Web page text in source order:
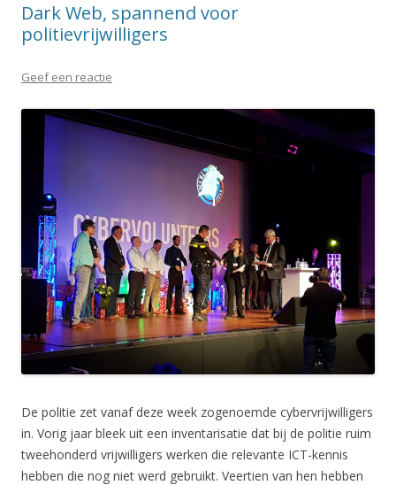
Dark Web, spannend voor
politievrijwilligers
Geef een reactie
De politie zet vanaf deze week zogenoemde cybervrijwilligers
in. Vorig jaar bleek uit een inventarisatie dat bij de politie ruim
tweehonderd vrijwilligers werken die relevante ICT-kennis
hebben die nog niet werd gebruikt. Veertien van hen hebben